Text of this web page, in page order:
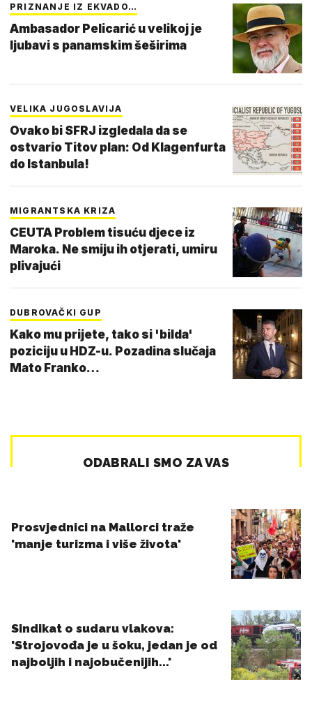
PRIZNANJE IZ EKVADO…
Ambasador Pelicarić u velikoj je
ljubavi s panamskim šeširima
VELIKA JUGOSLAVIJA
Ovako bi SFRJ izgledala da se
ostvario Titov plan: Od Klagenfurta
do Istanbula!
MIGRANTSKA KRIZA
CEUTA Problem tisuću djece iz
Maroka. Ne smiju ih otjerati, umiru
plivajući
DUBROVAČKI GUP
Kako mu prijete, tako si 'bilda'
poziciju u HDZ-u. Pozadina slučaja
Mato Franko…